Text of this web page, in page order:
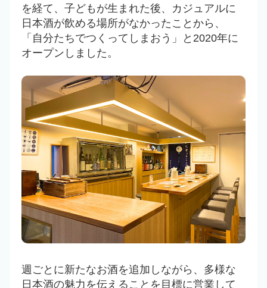
を経て、子どもが生まれた後、カジュアルに
日本酒が飲める場所がなかったことから、
「自分たちでつくってしまおう」と2020年に
オープンしました。
週ごとに新たなお酒を追加しながら、多様な
日本酒の魅力を伝えることを目標に営業して